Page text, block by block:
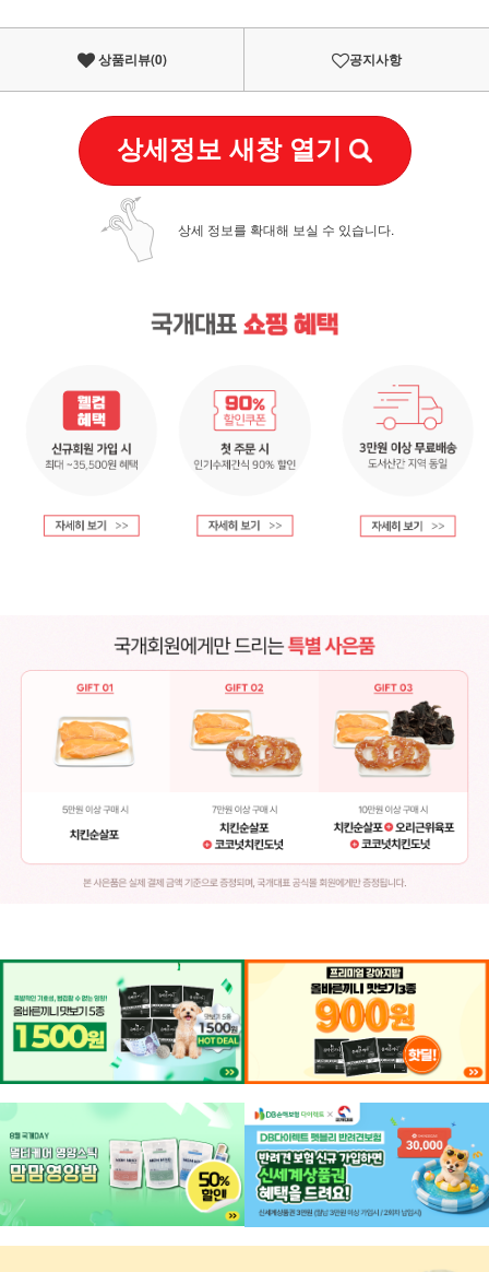
상품리뷰(0) 공지사항
상세정보 새창 열기
상세 정보를 확대해 보실 수 있습니다.